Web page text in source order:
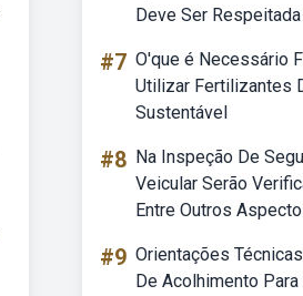
Deve Ser Respeitada
#7 O'que é Necessário
Utilizar Fertilizantes
Sustentável
#8 Na Inspeção De
Veicular Serão
Entre Outros
#9 Orientações
De Acolhimento Para